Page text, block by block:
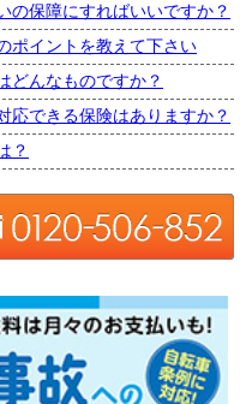
の保障にすればいいですか？
ポイントを教えて下さい
どんなものですか？
応できる保険はありますか？
？